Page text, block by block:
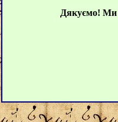
Дякуємо! Ми